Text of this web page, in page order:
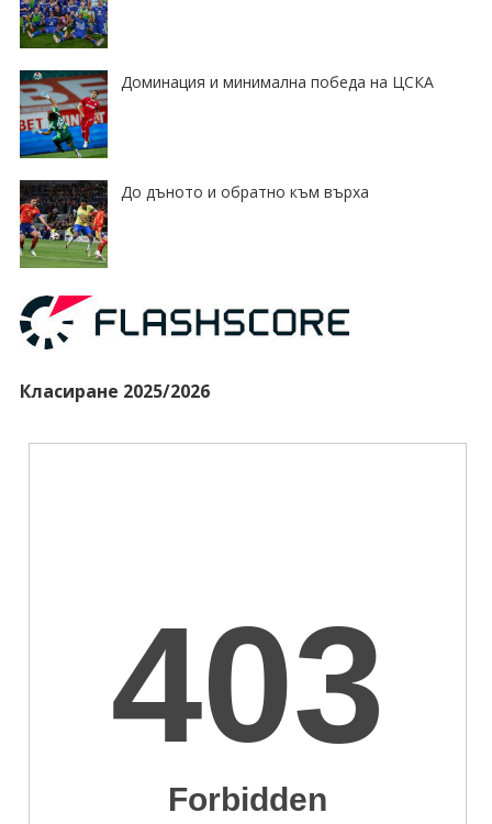
Доминация и минимална победа на ЦСКА
До дъното и обратно към върха
Класиране 2025/2026